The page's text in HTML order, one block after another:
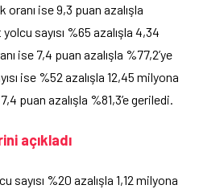
oranı ise 9,3 puan azalışla
sayısı %65 azalışla 4,34
ise 7,4 puan azalışla %77,2’ye
ise %52 azalışla 12,45 milyona
puan azalışla %81,3’e geriledi.
açıkladı
sayısı %20 azalışla 1,12 milyona